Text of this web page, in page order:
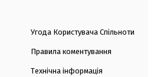
Угода Користувача Спільноти
Правила коментування
Технічна інформація